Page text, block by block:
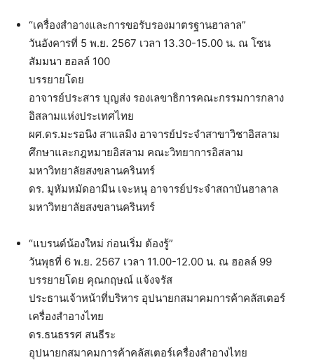
“เครื่องสำอางและการขอรับรองมาตรฐานฮาลาล”
วันอังคารที่ 5 พ.ย. 2567 เวลา 13.30-15.00 น. ณ โซน
สัมมนา ฮอลล์ 100
บรรยายโดย
อาจารย์ประสาร บุญส่ง รองเลขาธิการคณะกรรมการกลาง
อิสลามแห่งประเทศไทย
ผศ.ดร.มะรอนิง สาแลมิง อาจารย์ประจำสาขาวิชาอิสลาม
ศึกษาและกฎหมายอิสลาม คณะวิทยาการอิสลาม
มหาวิทยาลัยสงขลานครินทร์
ดร. มูหัมหมัดอามีน เจะหนุ อาจารย์ประจำสถาบันฮาลาล
มหาวิทยาลัยสงขลานครินทร์
“แบรนด์น้องใหม่ ก่อนเริ่ม ต้องรู้”
วันพุธที่ 6 พ.ย. 2567 เวลา 11.00-12.00 น. ณ ฮอลล์ 99
บรรยายโดย คุณกฤษณ์ แจ้งจรัส
ประธานเจ้าหน้าที่บริหาร อุปนายกสมาคมการค้าคลัสเตอร์
เครื่องสำอางไทย
ดร.ธนธรรศ สนธีระ
อุปนายกสมาคมการค้าคลัสเตอร์เครื่องสำอางไทย